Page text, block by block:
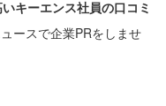
キーエンス社員の口コミ
ースで企業PRをしませ